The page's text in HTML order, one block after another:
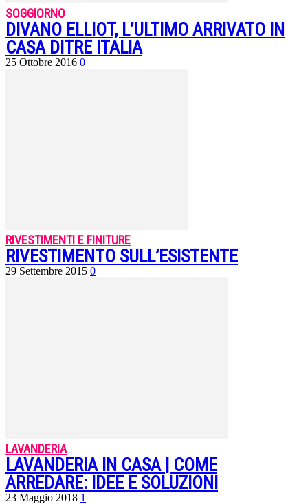
SOGGIORNO
DIVANO ELLIOT, L’ULTIMO ARRIVATO IN
CASA DITRE ITALIA
25 Ottobre 2016 0
RIVESTIMENTI E FINITURE
RIVESTIMENTO SULL’ESISTENTE
29 Settembre 2015 0
LAVANDERIA
LAVANDERIA IN CASA | COME
ARREDARE: IDEE E SOLUZIONI
23 Maggio 2018 1